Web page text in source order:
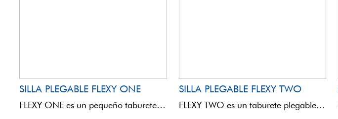
SILLA PLEGABLE FLEXY ONE
FLEXY ONE es un pequeño taburete plegable de metal y tela, diseñado para pescadores que buscan comodidad ...
SILLA PLEGABLE FLEXY TWO
FLEXY TWO es un taburete plegable de metal y tela, sin respaldo, diseñado para pescadores que buscan ...